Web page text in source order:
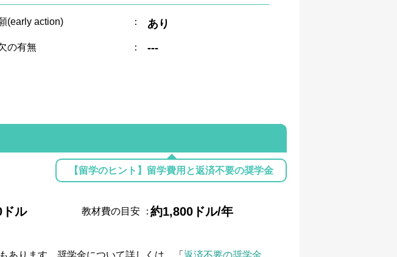
(early action) ： あり
の有無 ： ---
【留学のヒント】留学費用と返済不要の奨学金
ドル 教材費の目安 ：約1,800ドル/年
あります。奨学金について詳しくは、「返済不要の奨学金